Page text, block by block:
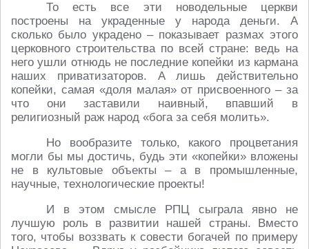
То есть все эти новодельные церкви
построены на украденные у народа деньги. А
сколько было украдено – показывает размах этого
церковного строительства по всей стране: ведь на
него ушли отнюдь не последние копейки из кармана
наших приватизаторов. А лишь действительно
копейки, самая «доля малая» от присвоенного – за
что они заставили наивный, впавший в
религиозный раж народ «бога за себя молить».
Но вообразите только, какого процветания
могли бы мы достичь, будь эти «копейки» вложены
не в культовые объекты – а в промышленные,
научные, технологические проекты!
И в этом смысле РПЦ сыграла явно не
лучшую роль в развитии нашей страны. Вместо
того, чтобы воззвать к совести богачей по примеру